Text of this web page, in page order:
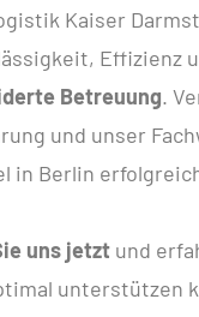
Kaiser
Effizienz
Betreuung.
und unser
in Berlin
uns jetztund
unterstützen